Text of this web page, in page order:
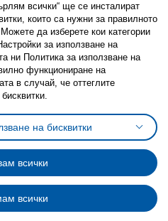
на бисквитки (Cookies)
използване на бисквитки
Обща политика за личните данни
личните данни на ikea.bg
IKEA Family
данни на програма IKEA Family
B.V. 1999 - 2025
всички“ ще се инсталират
които са нужни за правилното
да изберете кои категории
за използване на
ни Политика за използване на
функциониране на
в случай, че оттеглите
на бисквитки
всички
всички